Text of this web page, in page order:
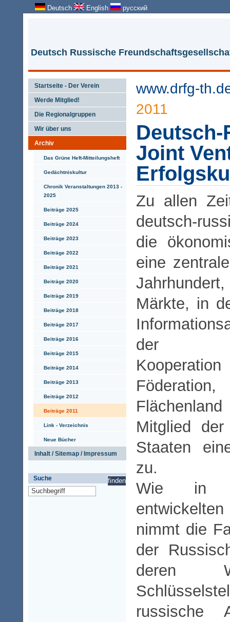
Deutsch English русский
Deutsch Russische
Startseite - Der Verein
Werde Mitglied!
Die Regionalgruppen
Wir über uns
Archiv
Das Grüne Heft-Mitteilungsheft
Gedächtniskultur
Chronik Veranstaltungen 2013 -
2025
Beiträge 2025
Beiträge 2024
Beiträge 2023
Beiträge 2022
Beiträge 2021
Beiträge 2020
Beiträge 2019
Beiträge 2018
Beiträge 2017
Beiträge 2016
Beiträge 2015
Beiträge 2014
Beiträge 2013
Beiträge 2012
Beiträge 2011
Link - Verzeichnis
Neue Bücher
Inhalt / Sitemap / Impressum
Suche
www.drfg-
2011
Joint
Zu allen
deutsch-
die
eine
Märkte, in
der
Mitglied
Staaten
zu.
Wie in
nimmt die
der
deren
russische